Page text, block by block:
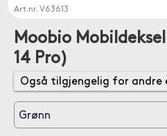
Art.nr. V63613
Moobio
14 Pro)
Grønn